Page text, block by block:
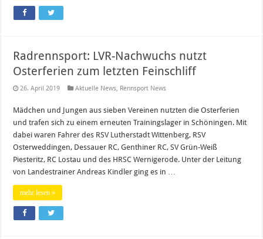
Radrennsport: LVR-Nachwuchs nutzt
Osterferien zum letzten Feinschliff
26. April 2019 Aktuelle News, Rennsport News
Mädchen und Jungen aus sieben Vereinen nutzten die Osterferien
und trafen sich zu einem erneuten Trainingslager in Schöningen. Mit
dabei waren Fahrer des RSV Lutherstadt Wittenberg, RSV
Osterweddingen, Dessauer RC, Genthiner RC, SV Grün-Weiß
Piesteritz, RC Lostau und des HRSC Wernigerode. Unter der Leitung
von Landestrainer Andreas Kindler ging es in …
mehr lesen »